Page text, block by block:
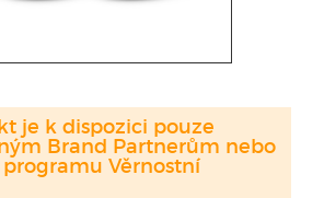
je k dispozici pouze
Brand Partnerům nebo
programu Věrnostní